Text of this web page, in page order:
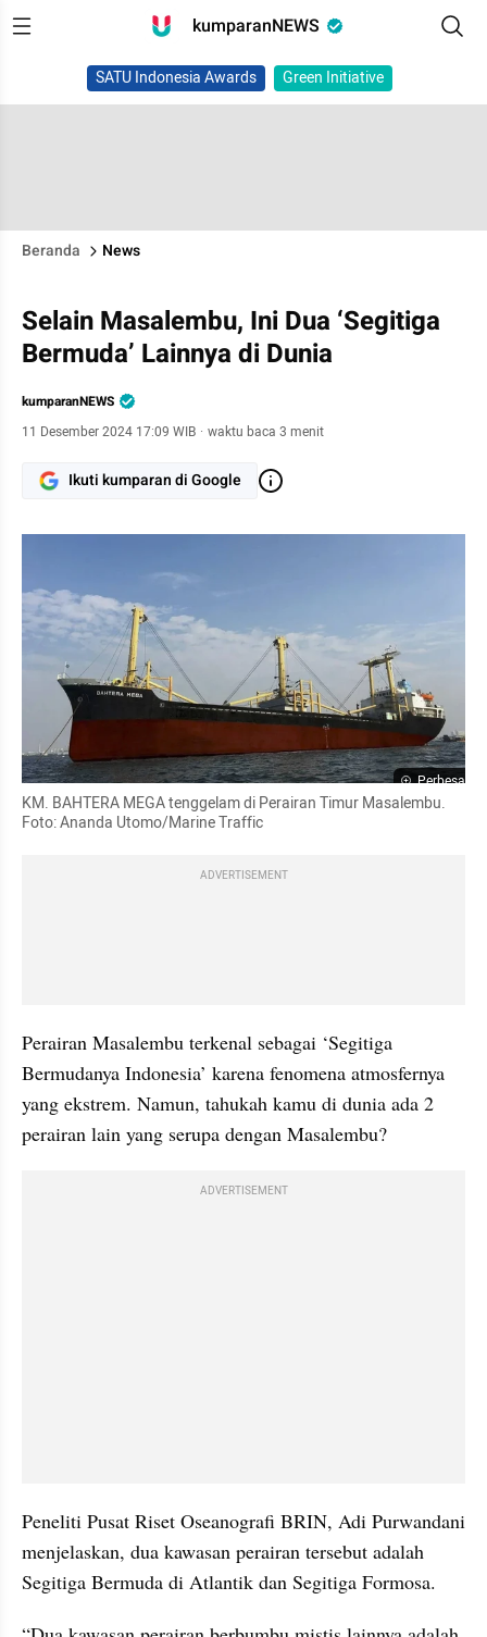
kumparanNEWS
SATU Indonesia Awards Green Initiative
Beranda News
Selain Masalembu, Ini Dua ‘Segitiga
Bermuda’ Lainnya di Dunia
kumparanNEWS
11 Desember 2024 17:09 WIB · waktu baca 3 menit
Ikuti kumparan di Google
Perbesar
KM. BAHTERA MEGA tenggelam di Perairan Timur Masalembu.
Foto: Ananda Utomo/Marine Traffic
ADVERTISEMENT
Perairan Masalembu terkenal sebagai ‘Segitiga
Bermudanya Indonesia’ karena fenomena atmosfernya
yang ekstrem. Namun, tahukah kamu di dunia ada 2
perairan lain yang serupa dengan Masalembu?
ADVERTISEMENT
Peneliti Pusat Riset Oseanografi BRIN, Adi Purwandani
menjelaskan, dua kawasan perairan tersebut adalah
Segitiga Bermuda di Atlantik dan Segitiga Formosa.